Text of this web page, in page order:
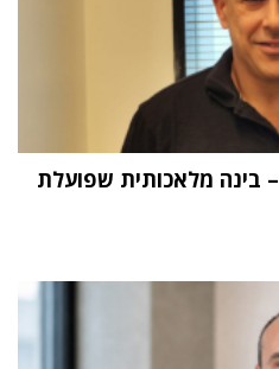
"העתיד הוא Physical AI – בינה מלאכותית שפועלת